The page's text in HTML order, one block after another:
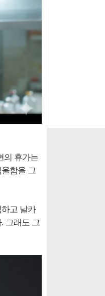
의 휴가는
함을 그
고 날카
그래도 그